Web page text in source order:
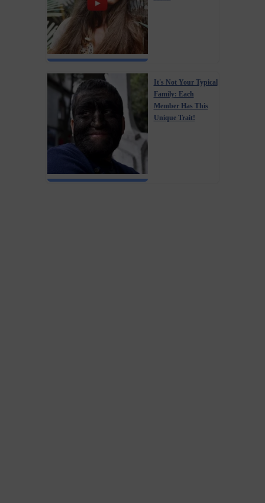
It's Not Your Typical
Family: Each
Member Has This
Unique Trait!